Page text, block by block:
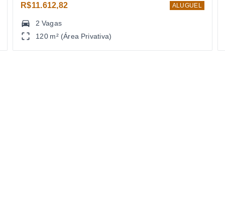
R$11.612,82 ALUGUEL
2 Vagas
120 m² (Área Privativa)